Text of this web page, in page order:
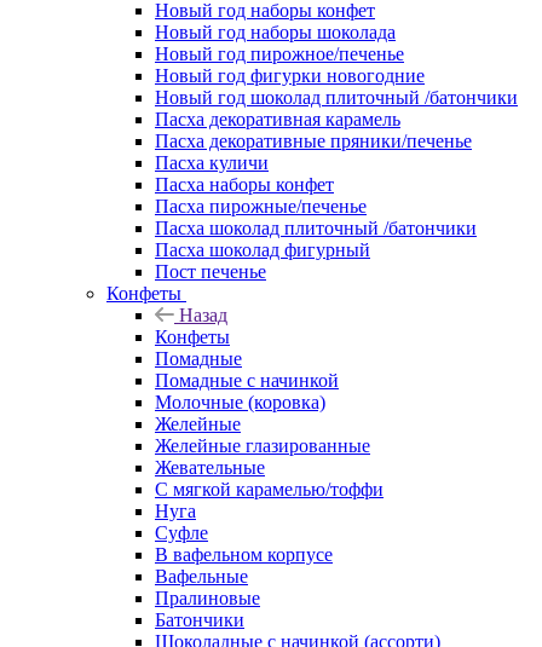
Новый год наборы конфет
Новый год наборы шоколада
Новый год пирожное/печенье
Новый год фигурки новогодние
Новый год шоколад плиточный /батончики
Пасха декоративная карамель
Пасха декоративные пряники/печенье
Пасха куличи
Пасха наборы конфет
Пасха пирожные/печенье
Пасха шоколад плиточный /батончики
Пасха шоколад фигурный
Пост печенье
Конфеты
Назад
Конфеты
Помадные
Помадные с начинкой
Молочные (коровка)
Желейные
Желейные глазированные
Жевательные
С мягкой карамелью/тоффи
Нуга
Суфле
В вафельном корпусе
Вафельные
Пралиновые
Батончики
Шоколадные с начинкой (ассорти)